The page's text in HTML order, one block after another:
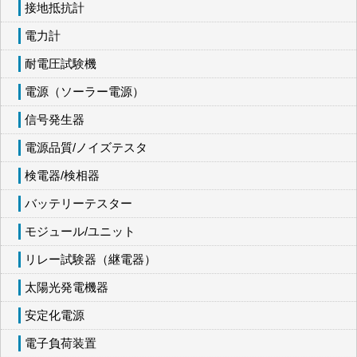
接地抵抗計
電力計
耐電圧試験機
電源（ソーラー電源）
信号発生器
電源品質/ノイズテスタ
検電器/検相器
バッテリーテスター
モジュール/ユニット
リレー試験器（継電器）
太陽光発電機器
安定化電源
電子負荷装置